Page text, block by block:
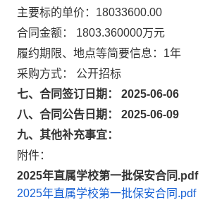
主要标的单价：18033600.00
合同金额： 1803.360000万元
履约期限、地点等简要信息：1年
采购方式： 公开招标
七、合同签订日期： 2025-06-06
八、合同公告日期： 2025-06-09
九、其他补充事宜：
附件：
2025年直属学校第一批保安合同.pdf
2025年直属学校第一批保安合同.pdf